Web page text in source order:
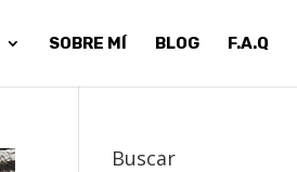
SOBRE MÍ BLOG F.A.Q
Buscar